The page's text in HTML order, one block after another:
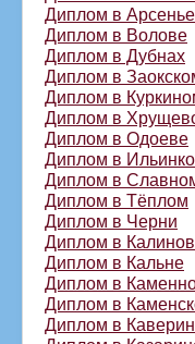
Диплом в
Диплом в Волове
Диплом в Дубнах
Диплом в
Диплом в
Диплом в
Диплом в Одоеве
Диплом в
Диплом в
Диплом в Тёплом
Диплом в Черни
Диплом в
Диплом в Кальне
Диплом в
Диплом в
Диплом в